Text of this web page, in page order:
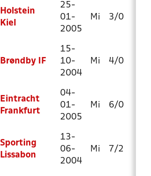
Holstein
Kiel
25-
01-
2005
Mi 3/0
Brøndby IF
15-
10-
2004
Mi 4/0
Eintracht
Frankfurt
04-
01-
2005
Mi 6/0
Sporting
Lissabon
13-
06-
2004
Mi 7/2